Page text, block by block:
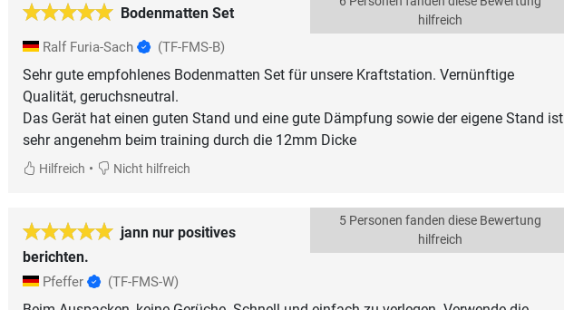
Bodenmatten Set
hilfreich
Ralf Furia-Sach (TF-FMS-B)
Sehr gute empfohlenes Bodenmatten Set für unsere Kraftstation. Vernünftige
Qualität, geruchsneutral.
Das Gerät hat einen guten Stand und eine gute Dämpfung sowie der eigene Stand ist
sehr angenehm beim training durch die 12mm Dicke
Hilfreich • Nicht hilfreich
jann nur positives
berichten.
5 Personen fanden diese Bewertung
hilfreich
Pfeffer (TF-FMS-W)